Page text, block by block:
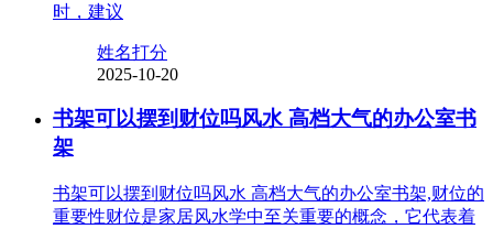
时，建议
姓名打分
2025-10-20
书架可以摆到财位吗风水 高档大气的办公室书
架
书架可以摆到财位吗风水 高档大气的办公室书架,财位的
重要性财位是家居风水学中至关重要的概念，它代表着